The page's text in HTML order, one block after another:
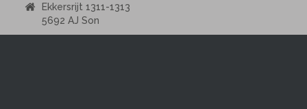
Ekkersrijt 1311-1313
5692 AJ Son